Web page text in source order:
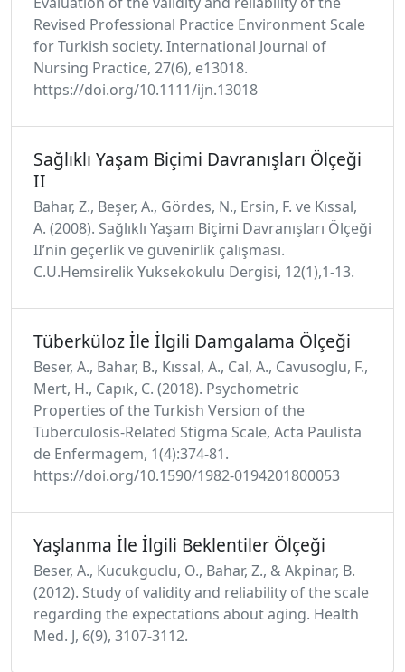
Revised Professional Practice Environment Scale
for Turkish society. International Journal of
Nursing Practice, 27(6), e13018.
https://doi.org/10.1111/ijn.13018
Sağlıklı Yaşam Biçimi Davranışları Ölçeği
II
Bahar, Z., Beşer, A., Gördes, N., Ersin, F. ve Kıssal,
A. (2008). Sağlıklı Yaşam Biçimi Davranışları Ölçeği
II’nin geçerlik ve güvenirlik çalışması.
C.U.Hemsirelik Yuksekokulu Dergisi, 12(1),1-13.
Tüberküloz İle İlgili Damgalama Ölçeği
Beser, A., Bahar, B., Kıssal, A., Cal, A., Cavusoglu, F.,
Mert, H., Capık, C. (2018). Psychometric
Properties of the Turkish Version of the
Tuberculosis-Related Stigma Scale, Acta Paulista
de Enfermagem, 1(4):374-81.
https://doi.org/10.1590/1982-0194201800053
Yaşlanma İle İlgili Beklentiler Ölçeği
Beser, A., Kucukguclu, O., Bahar, Z., & Akpinar, B.
(2012). Study of validity and reliability of the scale
regarding the expectations about aging. Health
Med. J, 6(9), 3107-3112.